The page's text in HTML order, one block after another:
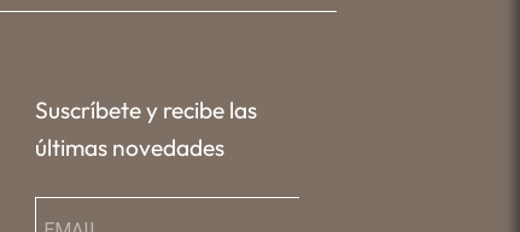
Suscríbete y recibe las
últimas novedades